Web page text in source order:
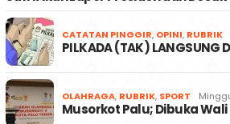
CATATAN PINGGIR, OPINI, RUBRIK
PILKADA (TAK) LANGSUNG
OLAHRAGA, RUBRIK, SPORT
Musorkot Palu; Dibuka